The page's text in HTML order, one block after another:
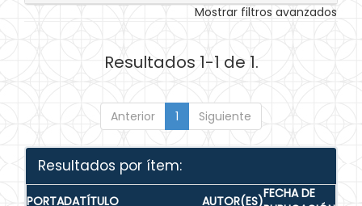
Mostrar filtros avanzados
Resultados 1-1 de 1.
Anterior 1 Siguiente
Resultados por ítem:
PORTADATÍTULO AUTOR(ES)FECHA DE